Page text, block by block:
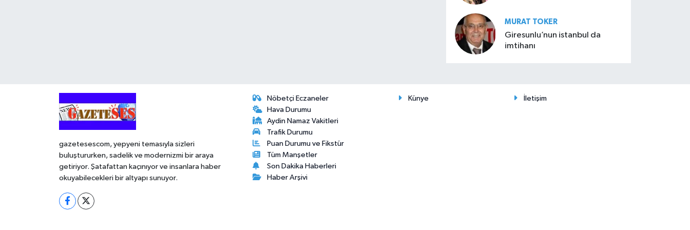
MURAT TOKER
Giresunlu’nun istanbul da
imtihanı
gazetesescom, yepyeni temasıyla sizleri
buluştururken, sadelik ve modernizmi bir araya
getiriyor. Şatafattan kaçınıyor ve insanlara haber
okuyabilecekleri bir altyapı sunuyor.
Nöbetçi Eczaneler
Hava Durumu
Aydin Namaz Vakitleri
Trafik Durumu
Puan Durumu ve Fikstür
Tüm Manşetler
Son Dakika Haberleri
Haber Arşivi
Künye İletişim